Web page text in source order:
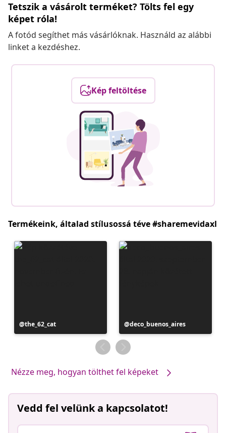
Tetszik a vásárolt terméket? Tölts fel egy
képet róla!
A fotód segíthet más vásárlóknak. Használd az alábbi
linket a kezdéshez.
Kép feltöltése
Termékeink, általad stílusossá téve #sharemevidaxl
Bejegyzés
közzétevője
the_62_cat
Bejegyzés
közzétevője
deco_buenos_aires
Nézze meg, hogyan tölthet fel képeket
Vedd fel velünk a kapcsolatot!